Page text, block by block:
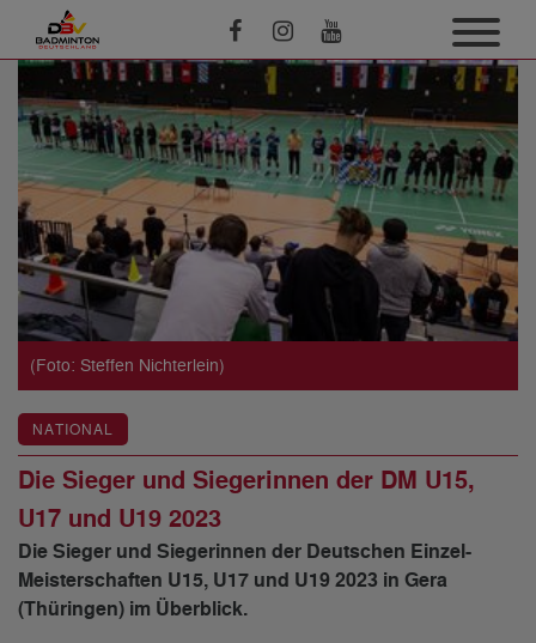
(Foto: Steffen Nichterlein)
NATIONAL
Die Sieger und Siegerinnen der DM U15,
U17 und U19 2023
Die Sieger und Siegerinnen der Deutschen Einzel-
Meisterschaften U15, U17 und U19 2023 in Gera
(Thüringen) im Überblick.